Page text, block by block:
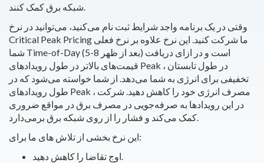
شبکه برق کمک کنند.
وقتی در یک برنامه واجد شرایط ثبت نام می‌کنید، می‌توانید در نرخ
Critical Peak Pricing ما شرکت کنید. این نرخ علاوه بر نرخ فعلی
شما Time-of-Day (5-8 بعد از ظهر) است و در ازای دریافت
قیمت‌های بالاتر در طول رویدادهای Peak ، در طول تابستان
تخفیفی برای انرژی به شما می‌دهد. از شما خواسته می‌شود که در
طول رویدادهای Peak ، مصرف انرژی خود را کاهش دهید. شرکت
در این رویدادها به صرفه‌جویی در مصرف برق در مواقع ضروری
کمک می‌کند و فشار را از روی شبکه برق برمی‌دارد.
این نرخ بخشی از تلاش های ما برای:
اوج تقاضا را کاهش دهید.